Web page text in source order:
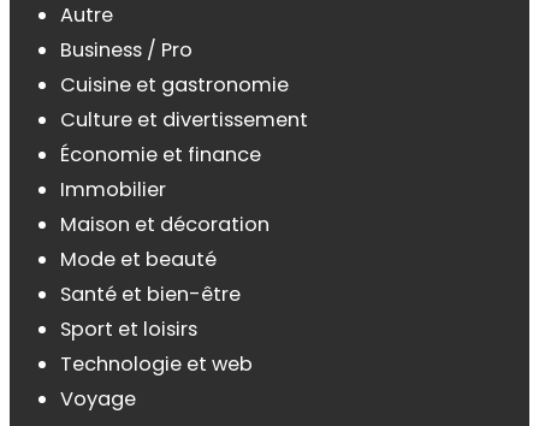
Autre
Business / Pro
Cuisine et gastronomie
Culture et divertissement
Économie et finance
Immobilier
Maison et décoration
Mode et beauté
Santé et bien-être
Sport et loisirs
Technologie et web
Voyage